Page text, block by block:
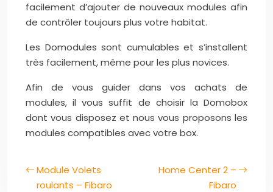
facilement d’ajouter de nouveaux modules afin
de contrôler toujours plus votre habitat.
Les Domodules sont cumulables et s’installent
très facilement, même pour les plus novices.
Afin de vous guider dans vos achats de
modules, il vous suffit de choisir la Domobox
dont vous disposez et nous vous proposons les
modules compatibles avec votre box.
Module Volets
roulants – Fibaro
Home Center 2 –
Fibaro